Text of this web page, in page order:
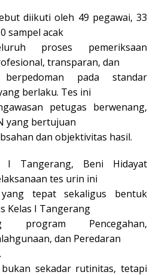
diikuti oleh 49 pegawai, 33
sampel acak
proses pemeriksaan
transparan, dan
pada standar
berlaku. Tes ini
petugas berwenang,
yang bertujuan
dan objektivitas hasil.
I Tangerang, Beni Hidayat
tes urin ini
tepat sekaligus bentuk
Kelas I Tangerang
program Pencegahan,
dan Peredaran
sekadar rutinitas, tetapi